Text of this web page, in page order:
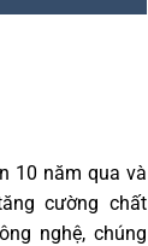
10 năm qua và
cường chất
nghệ, chúng